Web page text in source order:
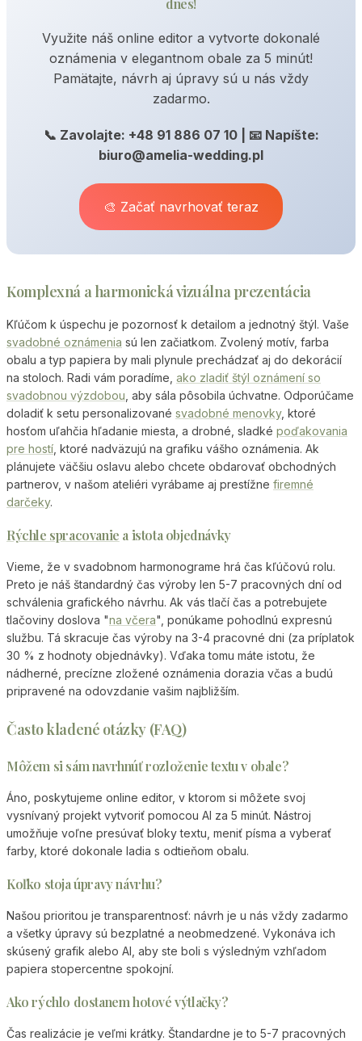
Využite náš online editor a vytvorte dokonalé
oznámenia v elegantnom obale za 5 minút!
Pamätajte, návrh aj úpravy sú u nás vždy
zadarmo.
📞 Zavolajte: +48 91 886 07 10 | 📧 Napíšte:
biuro@amelia-wedding.pl
🎨 Začať navrhovať teraz
Komplexná a harmonická vizuálna prezentácia
Kľúčom k úspechu je pozornosť k detailom a jednotný štýl. Vaše
svadobné oznámenia sú len začiatkom. Zvolený motív, farba
obalu a typ papiera by mali plynule prechádzať aj do dekorácií
na stoloch. Radi vám poradíme, ako zladiť štýl oznámení so
svadobnou výzdobou , aby sála pôsobila úchvatne. Odporúčame
doladiť k setu personalizované svadobné menovky, ktoré
hosťom uľahčia hľadanie miesta, a drobné, sladké poďakovania
pre hostí , ktoré nadväzujú na grafiku vášho oznámenia. Ak
plánujete väčšiu oslavu alebo chcete obdarovať obchodných
partnerov, v našom ateliéri vyrábame aj prestížne firemné
darčeky.
Rýchle spracovanie a istota objednávky
Vieme, že v svadobnom harmonograme hrá čas kľúčovú rolu.
Preto je náš štandardný čas výroby len 5-7 pracovných dní od
schválenia grafického návrhu. Ak vás tlačí čas a potrebujete
tlačoviny doslova "na včera", ponúkame pohodlnú expresnú
službu. Tá skracuje čas výroby na 3-4 pracovné dni (za príplatok
30 % z hodnoty objednávky). Vďaka tomu máte istotu, že
nádherné, precízne zložené oznámenia dorazia včas a budú
pripravené na odovzdanie vašim najbližším.
Často kladené otázky (FAQ)
Môžem si sám navrhnúť rozloženie textu v obale?
Áno, poskytujeme online editor, v ktorom si môžete svoj
vysnívaný projekt vytvoriť pomocou AI za 5 minút. Nástroj
umožňuje voľne presúvať bloky textu, meniť písma a vyberať
farby, ktoré dokonale ladia s odtieňom obalu.
Koľko stoja úpravy návrhu?
Našou prioritou je transparentnosť: návrh je u nás vždy zadarmo
a všetky úpravy sú bezplatné a neobmedzené. Vykonáva ich
skúsený grafik alebo AI, aby ste boli s výsledným vzhľadom
papiera stopercentne spokojní.
Ako rýchlo dostanem hotové výtlačky?
Čas realizácie je veľmi krátky. Štandardne je to 5-7 pracovných